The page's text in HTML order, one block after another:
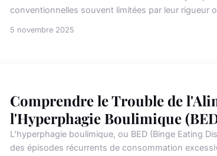
conventionnelles souvent limitées par leur rigueur
5 novembre 2025
Comprendre le Trouble de
l'Hyperphagie Boulimique
L'hyperphagie boulimique, ou BED (Binge Eating
des épisodes récurrents de consommation